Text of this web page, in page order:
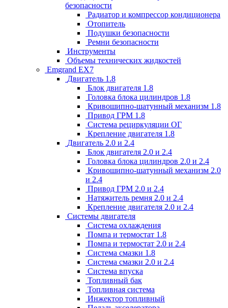
безопасности
Радиатор и компрессор кондиционера
Отопитель
Подушки безопасности
Ремни безопасности
Инструменты
Объемы технических жидкостей
Emgrand EX7
Двигатель 1.8
Блок двигателя 1.8
Головка блока цилиндров 1.8
Кривошипно-шатунный механизм 1.8
Привод ГРМ 1.8
Система рециркуляции ОГ
Крепление двигателя 1.8
Двигатель 2.0 и 2.4
Блок двигателя 2.0 и 2.4
Головка блока цилиндров 2.0 и 2.4
Кривошипно-шатунный механизм 2.0
и 2.4
Привод ГРМ 2.0 и 2.4
Натяжитель ремня 2.0 и 2.4
Крепление двигателя 2.0 и 2.4
Системы двигателя
Система охлаждения
Помпа и термостат 1.8
Помпа и термостат 2.0 и 2.4
Система смазки 1.8
Система смазки 2.0 и 2.4
Система впуска
Топливный бак
Топливная система
Инжектор топливный